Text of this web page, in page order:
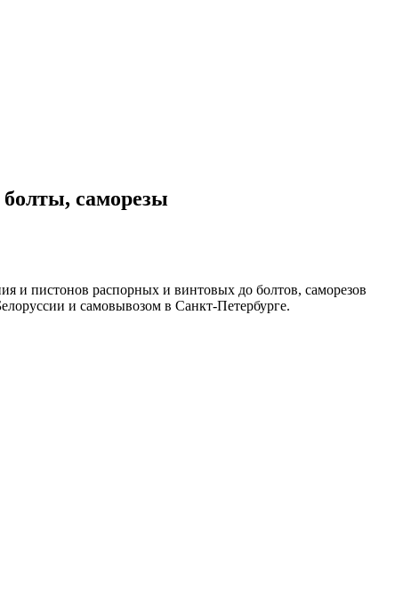
саморезы
и пистонов распорных и винтовых до болтов, саморезов
и самовывозом в Санкт-Петербурге.